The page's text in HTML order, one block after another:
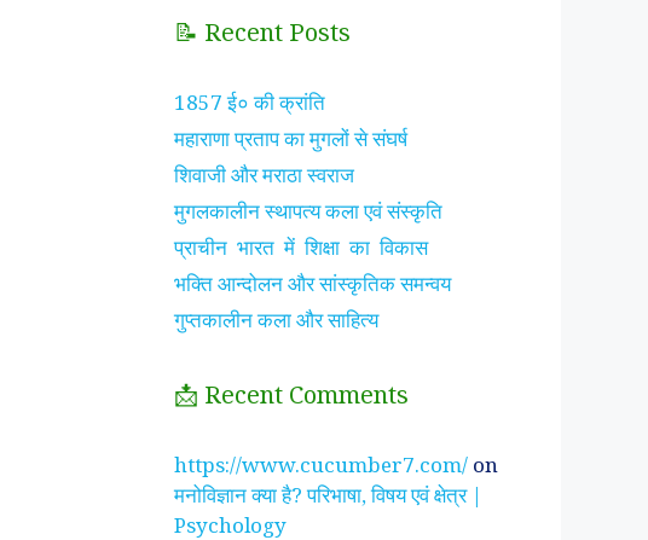
झाँसी की रानी के रहस्मयी
सुनीता विलियम्स ~
भारतीय मूल की अन्तरिक्ष
यात्री
📝 Recent Posts
1857 ई० की क्रांति
महाराणा प्रताप का मुगलों से संघर्ष
शिवाजी और मराठा स्वराज
मुगलकालीन स्थापत्य कला एवं संस्कृति
प्राचीन भारत में शिक्षा का विकास
भक्ति आन्दोलन और सांस्कृतिक समन्वय
गुप्तकालीन कला और साहित्य
📩 Recent Comments
https://www.cucumber7.com/ on
मनोविज्ञान क्या है? परिभाषा, विषय एवं क्षेत्र |
Psychology